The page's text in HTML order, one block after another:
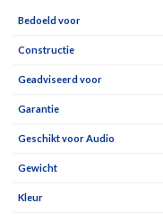
Bedoeld voor
Constructie
Geadviseerd voor
Garantie
Geschikt voor Audio
Gewicht
Kleur